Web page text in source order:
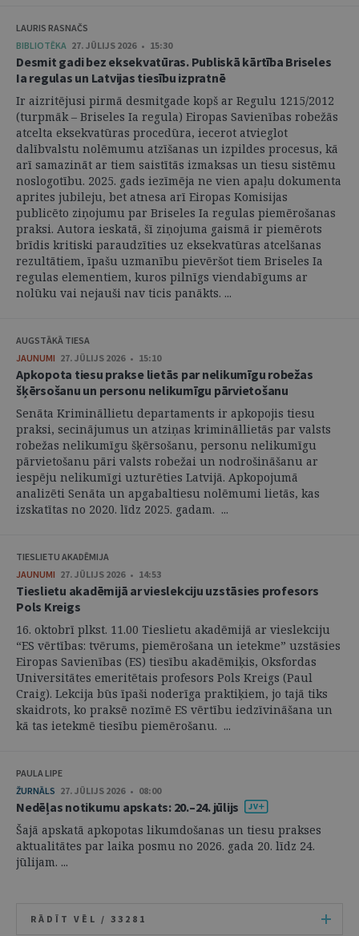
LAURIS RASNAČS
BIBLIOTĒKA 27. JŪLIJS 2026 • 15:30
Desmit gadi bez eksekvatūras. Publiskā kārtība Briseles
Ia regulas un Latvijas tiesību izpratnē
Ir aizritējusi pirmā desmitgade kopš ar Regulu 1215/2012
(turpmāk – Briseles Ia regula) Eiropas Savienības robežās
atcelta eksekvatūras procedūra, iecerot atvieglot
dalībvalstu nolēmumu atzīšanas un izpildes procesus, kā
arī samazināt ar tiem saistītās izmaksas un tiesu sistēmu
noslogotību. 2025. gads iezīmēja ne vien apaļu dokumenta
aprites jubileju, bet atnesa arī Eiropas Komisijas
publicēto ziņojumu par Briseles Ia regulas piemērošanas
praksi. Autora ieskatā, šī ziņojuma gaismā ir piemērots
brīdis kritiski paraudzīties uz eksekvatūras atcelšanas
rezultātiem, īpašu uzmanību pievēršot tiem Briseles Ia
regulas elementiem, kuros pilnīgs viendabīgums ar
nolūku vai nejauši nav ticis panākts. ...
AUGSTĀKĀ TIESA
JAUNUMI 27. JŪLIJS 2026 • 15:10
Apkopota tiesu prakse lietās par nelikumīgu robežas
šķērsošanu un personu nelikumīgu pārvietošanu
Senāta Krimināllietu departaments ir apkopojis tiesu
praksi, secinājumus un atziņas krimināllietās par valsts
robežas nelikumīgu šķērsošanu, personu nelikumīgu
pārvietošanu pāri valsts robežai un nodrošināšanu ar
iespēju nelikumīgi uzturēties Latvijā. Apkopojumā
analizēti Senāta un apgabaltiesu nolēmumi lietās, kas
izskatītas no 2020. līdz 2025. gadam. ...
TIESLIETU AKADĒMIJA
JAUNUMI 27. JŪLIJS 2026 • 14:53
Tieslietu akadēmijā ar vieslekciju uzstāsies profesors
Pols Kreigs
16. oktobrī plkst. 11.00 Tieslietu akadēmijā ar vieslekciju
“ES vērtības: tvērums, piemērošana un ietekme” uzstāsies
Eiropas Savienības (ES) tiesību akadēmiķis, Oksfordas
Universitātes emeritētais profesors Pols Kreigs (Paul
Craig). Lekcija būs īpaši noderīga praktiķiem, jo tajā tiks
skaidrots, ko praksē nozīmē ES vērtību iedzīvināšana un
kā tas ietekmē tiesību piemērošanu. ...
PAULA LIPE
ŽURNĀLS 27. JŪLIJS 2026 • 08:00
Nedēļas notikumu apskats: 20.–24. jūlijs
Šajā apskatā apkopotas likumdošanas un tiesu prakses
aktualitātes par laika posmu no 2026. gada 20. līdz 24.
jūlijam. ...
RĀDĪT VĒL / 33281